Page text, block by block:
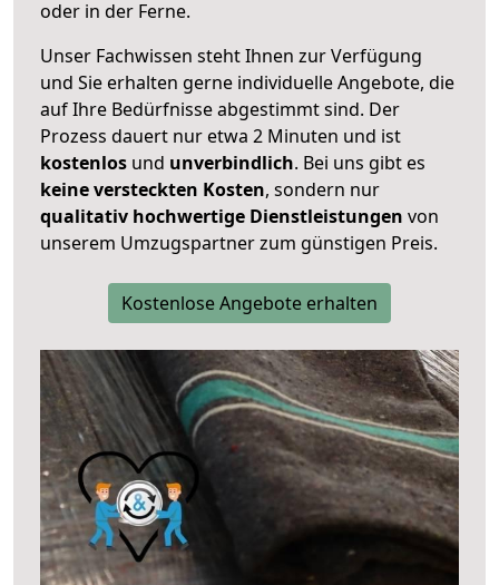
oder in der Ferne.
Unser Fachwissen steht Ihnen zur Verfügung
und Sie erhalten gerne individuelle Angebote, die
auf Ihre Bedürfnisse abgestimmt sind. Der
Prozess dauert nur etwa 2 Minuten und ist
kostenlos und unverbindlich. Bei uns gibt es
keine versteckten Kosten, sondern nur
qualitativ hochwertige Dienstleistungen von
unserem Umzugspartner zum günstigen Preis.
Kostenlose Angebote erhalten